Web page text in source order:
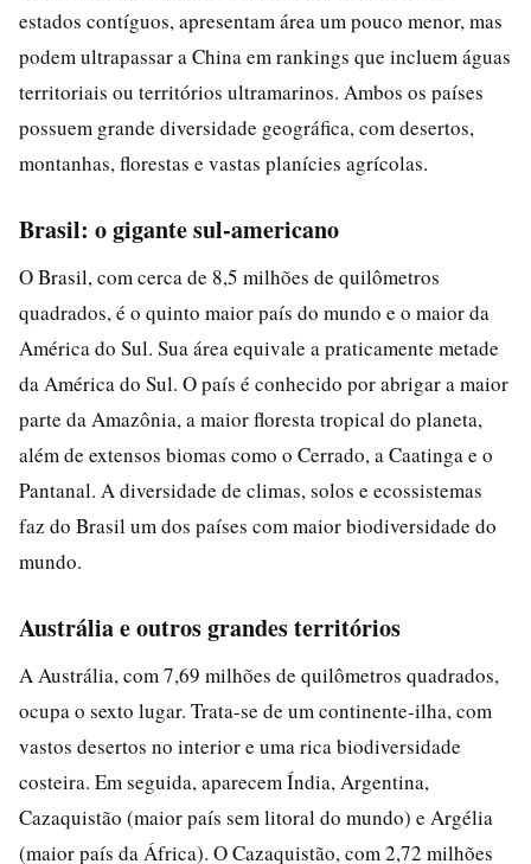
estados contíguos, apresentam área um pouco menor, mas
podem ultrapassar a China em rankings que incluem águas
territoriais ou territórios ultramarinos. Ambos os países
possuem grande diversidade geográfica, com desertos,
montanhas, florestas e vastas planícies agrícolas.
Brasil: o gigante sul-americano
O Brasil, com cerca de 8,5 milhões de quilômetros
quadrados, é o quinto maior país do mundo e o maior da
América do Sul. Sua área equivale a praticamente metade
da América do Sul. O país é conhecido por abrigar a maior
parte da Amazônia, a maior floresta tropical do planeta,
além de extensos biomas como o Cerrado, a Caatinga e o
Pantanal. A diversidade de climas, solos e ecossistemas
faz do Brasil um dos países com maior biodiversidade do
mundo.
Austrália e outros grandes territórios
A Austrália, com 7,69 milhões de quilômetros quadrados,
ocupa o sexto lugar. Trata-se de um continente-ilha, com
vastos desertos no interior e uma rica biodiversidade
costeira. Em seguida, aparecem Índia, Argentina,
Cazaquistão (maior país sem litoral do mundo) e Argélia
(maior país da África). O Cazaquistão, com 2,72 milhões